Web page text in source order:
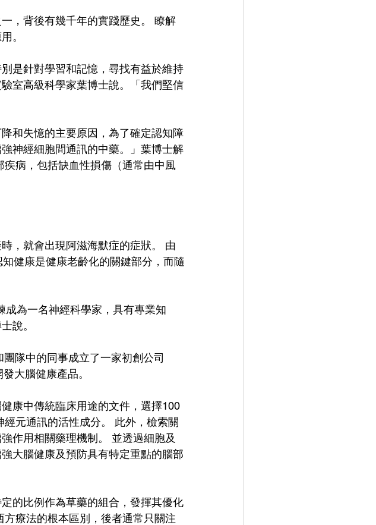
，背後有幾千年的實踐歷史。 瞭解
。
是針對學習和記憶，尋找有益於維持
室高級科學家葉博士說。「我們堅信
和失憶的主要原因，為了確定認知障
神經細胞間通訊的中藥。」葉博士解
病，包括缺血性損傷（通常由中風
，就會出現阿滋海默症的症狀。 由
健康是健康老齡化的關鍵部分，而隨
成為一名神經科學家，具有專業知
說。
隊中的同事成立了一家初創公司
大腦健康產品。
康中傳統臨床用途的文件，選擇100
元通訊的活性成分。 此外，檢索關
作用相關藥理機制。 並透過細胞及
大腦健康及預防具有特定重點的腦部
的比例作為草藥的組合，發揮其優化
療法的根本區別，後者通常只關注